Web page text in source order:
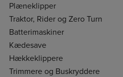
Plæneklipper
Traktor, Rider og Zero Turn
Batterimaskiner
Kædesave
Hækkeklippere
Trimmere og Buskryddere